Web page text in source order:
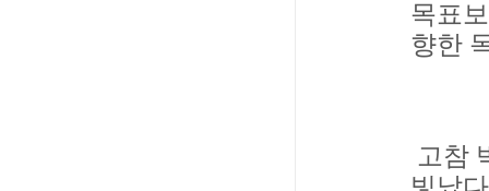
목표
향한
고참